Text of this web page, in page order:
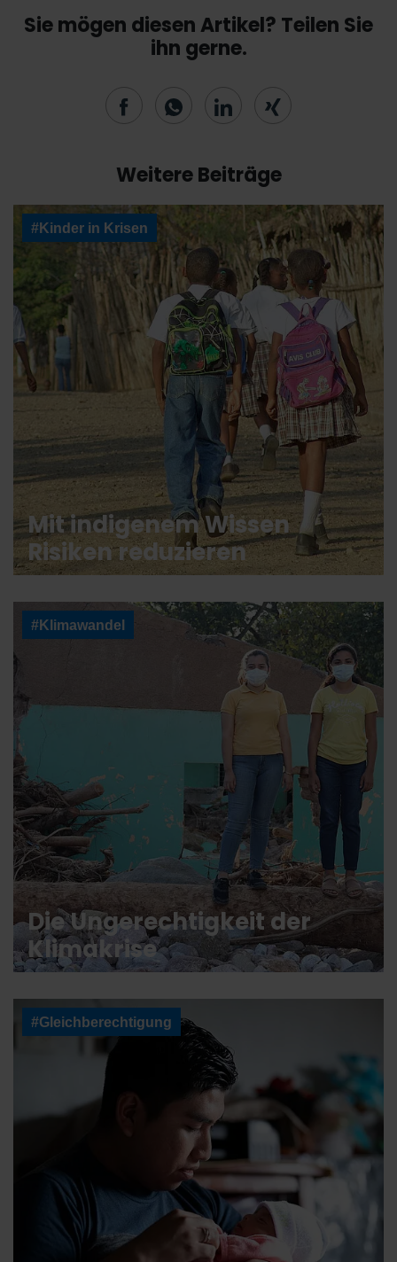
Sie mögen diesen Artikel? Teilen Sie
ihn gerne.
Weitere Beiträge
#Kinder in Krisen
Mit indigenem Wissen
Risiken reduzieren
#Klimawandel
Die Ungerechtigkeit der
Klimakrise
#Gleichberechtigung